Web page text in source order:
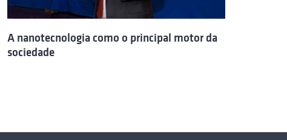
A nanotecnologia como o principal motor da
sociedade